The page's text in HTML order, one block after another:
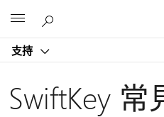
支持
SwiftKey